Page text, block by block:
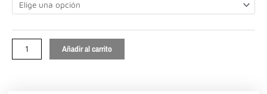
cantidad
Añadir al carrito